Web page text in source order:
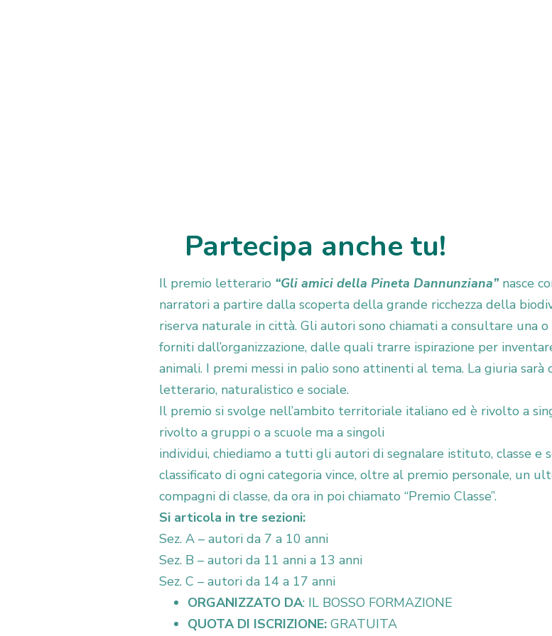
Partecipa anche tu!
Il premio letterario “Gli amici della Pineta Dannunziana”nasce
narratori a partire dalla scoperta della grande ricchezza della
riserva naturale in città. Gli autori sono chiamati a consultare una
forniti dall’organizzazione, dalle quali trarre ispirazione per
animali. I premi messi in palio sono attinenti al tema. La giuria
letterario, naturalistico e sociale.
Il premio si svolge nell’ambito territoriale italiano ed è rivolto a
rivolto a gruppi o a scuole ma a singoli
individui, chiediamo a tutti gli autori di segnalare istituto, classe e
classificato di ogni categoria vince, oltre al premio personale, un
compagni di classe, da ora in poi chiamato “Premio Classe”.
Si articola in tre sezioni:
Sez. A – autori da 7 a 10 anni
Sez. B – autori da 11 anni a 13 anni
Sez. C – autori da 14 a 17 anni
ORGANIZZATO DA: IL BOSSO FORMAZIONE
QUOTA DI ISCRIZIONE: GRATUITA